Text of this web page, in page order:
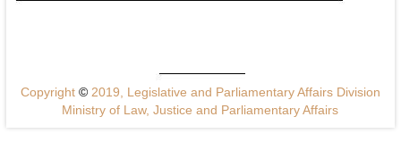
Copyright ©2019, Legislative and Parliamentary Affairs Division
Ministry of Law, Justice and Parliamentary Affairs